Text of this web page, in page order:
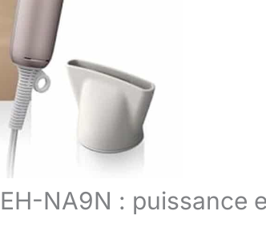
NA9N : puissance